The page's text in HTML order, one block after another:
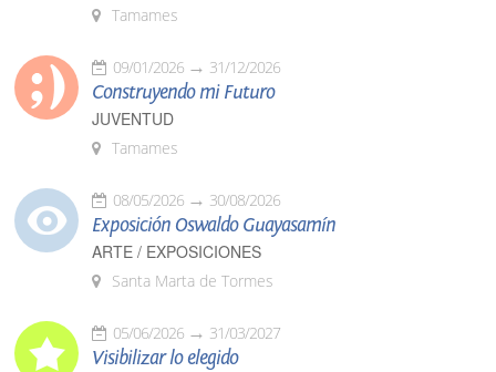
Tamames
09/01/2026 31/12/2026
Construyendo mi Futuro
JUVENTUD
Tamames
08/05/2026 30/08/2026
Exposición Oswaldo Guayasamín
ARTE / EXPOSICIONES
Santa Marta de Tormes
05/06/2026 31/03/2027
Visibilizar lo elegido